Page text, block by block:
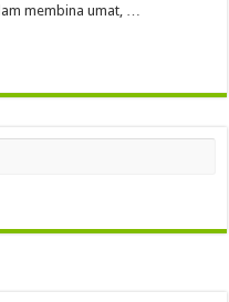
membina umat, …